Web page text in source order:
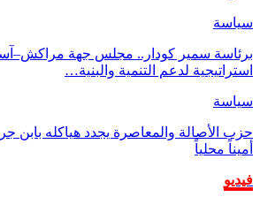
سياسة
برئاسة سمير كودار.. مجلس جهة
استراتيجية لدعم التنمية والبنية…
سياسة
حزب الأصالة والمعاصرة يجدد هياكله بابن
أميناً محلياً
فيديو